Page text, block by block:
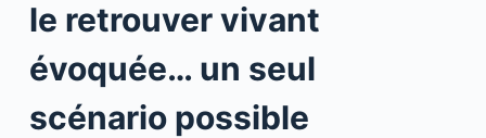
o
e
le retrouver vivant
évoquée… un seul
scénario possible